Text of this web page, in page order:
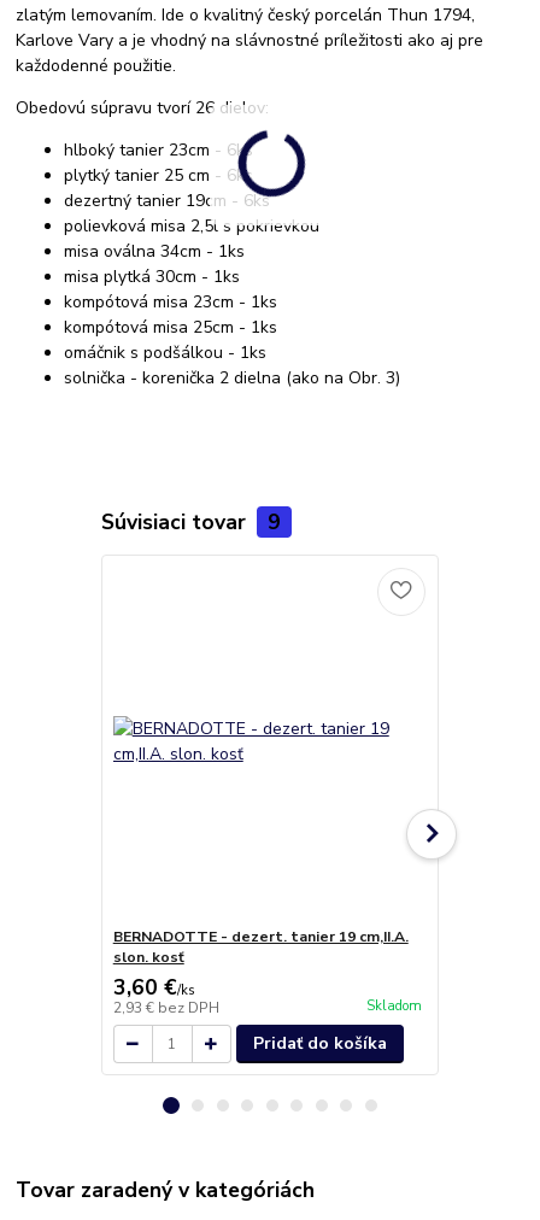
zlatým lemovaním. Ide o kvalitný český porcelán Thun 1794,
Karlove Vary a je vhodný na slávnostné príležitosti ako aj pre
každodenné použitie.
Obedovú súpravu tvorí 26 dielov:
hlboký tanier 23cm - 6ks
plytký tanier 25 cm - 6ks
dezertný tanier 19cm - 6ks
polievková misa 2,5l s pokrievkou
misa oválna 34cm - 1ks
misa plytká 30cm - 1ks
kompótová misa 23cm - 1ks
kompótová misa 25cm - 1ks
omáčnik s podšálkou - 1ks
solnička - korenička 2 dielna (ako na Obr. 3)
Súvisiaci tovar 9
BERNADOTTE - dezert. tanier 19 cm,II.A.
slon. kosť
3,60 €/ks
2,93 € bez DPH Skladom
Pridať do košíka
Tovar zaradený v kategóriách